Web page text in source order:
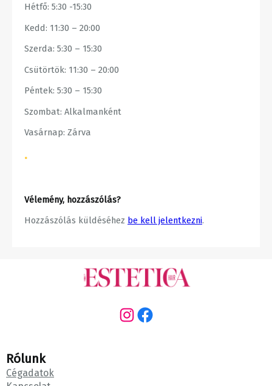
Hétfő: 5:30 -15:30
Kedd: 11:30 – 20:00
Szerda: 5:30 – 15:30
Csütörtök: 11:30 – 20:00
Péntek: 5:30 – 15:30
Szombat: Alkalmanként
Vasárnap: Zárva
•
Vélemény, hozzászólás?
Hozzászólás küldéséhez be kell jelentkezni.
Instagram Facebook
Rólunk
Cégadatok